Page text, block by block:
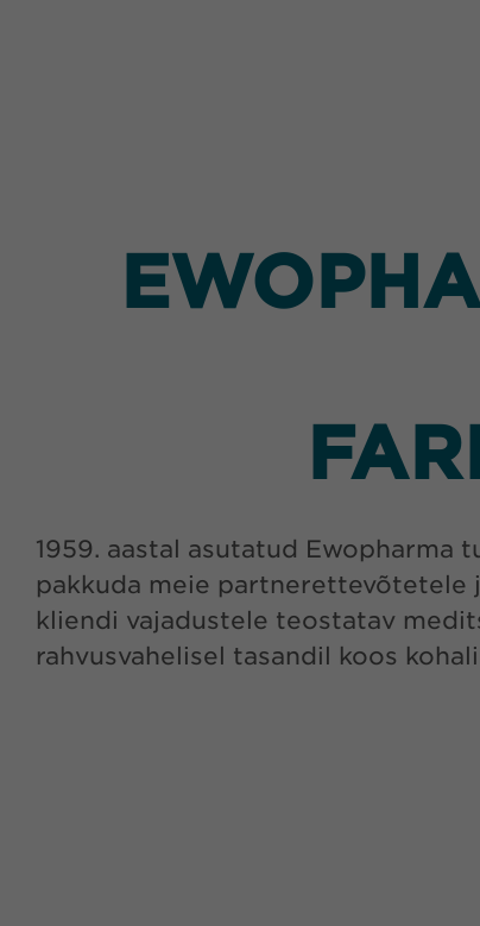
1959. aastal asutatud
pakkuda meie partnerettevõtetele
kliendi vajadustele teostatav
rahvusvahelisel tasandil koos